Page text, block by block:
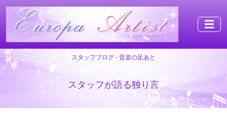
☰
スタッフブログ - 音楽の足あと
スタッフが語る独り言